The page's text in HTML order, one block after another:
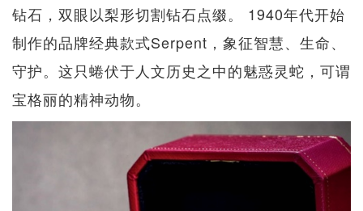
钻石，双眼以梨形切割钻石点缀。 1940年代开始
制作的品牌经典款式Serpent，象征智慧、生命、
守护。这只蜷伏于人文历史之中的魅惑灵蛇，可谓
宝格丽的精神动物。